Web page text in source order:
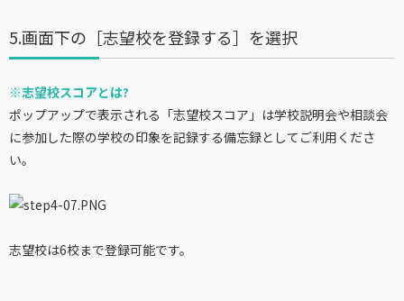
5.画面下の［志望校を登録する］を選択
※志望校スコアとは?
ポップアップで表示される「志望校スコア」は学校説明会や相談会
に参加した際の学校の印象を記録する備忘録としてご利用くださ
い。
志望校は6校まで登録可能です。